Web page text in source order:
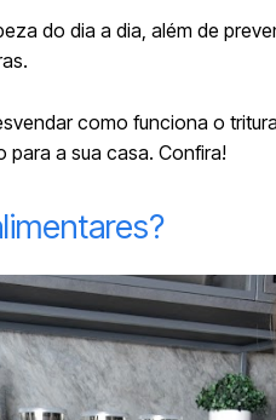
do dia a dia, além de
como funciona o
para a sua casa. Confira!